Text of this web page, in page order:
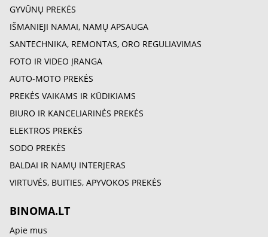
GYVŪNŲ PREKĖS
IŠMANIEJI NAMAI, NAMŲ APSAUGA
SANTECHNIKA, REMONTAS, ORO REGULIAVIMAS
FOTO IR VIDEO ĮRANGA
AUTO-MOTO PREKĖS
PREKĖS VAIKAMS IR KŪDIKIAMS
BIURO IR KANCELIARINĖS PREKĖS
ELEKTROS PREKĖS
SODO PREKĖS
BALDAI IR NAMŲ INTERJERAS
VIRTUVĖS, BUITIES, APYVOKOS PREKĖS
BINOMA.LT
Apie mus